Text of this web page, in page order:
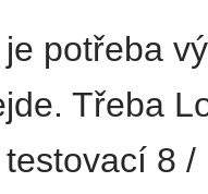
je potřeba
Třeba
8